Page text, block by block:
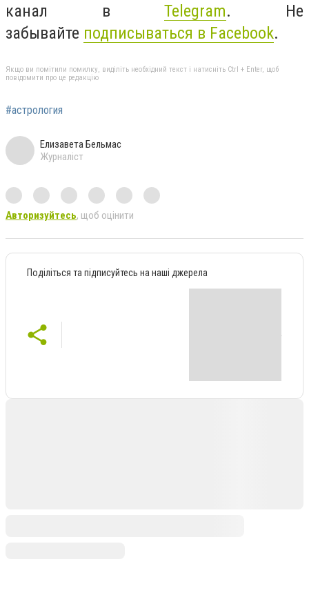
канал вTelegram. Не
забывайте подписываться в Facebook.
Якщо ви помітили помилку, виділіть необхідний текст і натисніть Ctrl + Enter, щоб
повідомити про це редакцію
#астрология
Елизавета Бельмас
Журналіст
Авторизуйтесь, щоб оцінити
Поділіться та підписуйтесь на наші джерела